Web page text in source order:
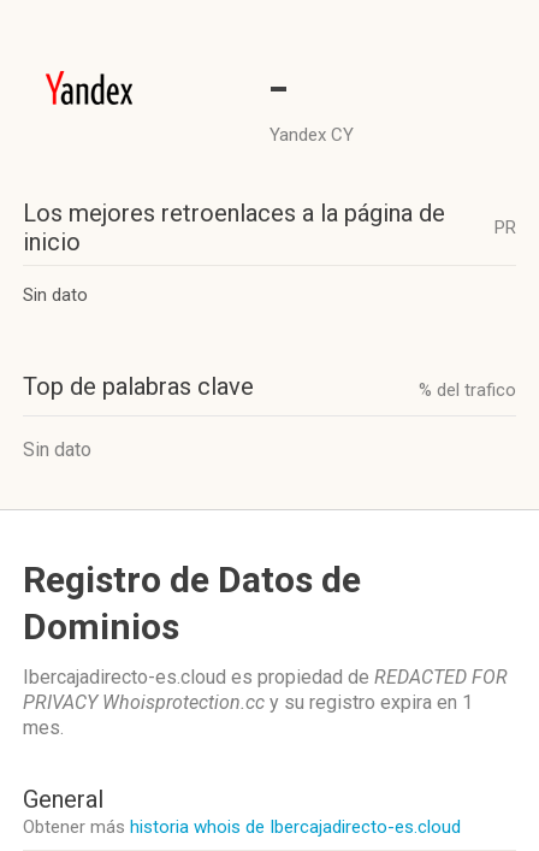
-
Yandex CY
Los mejores retroenlaces a la página de
inicio
PR
Sin dato
Top de palabras clave % del trafico
Sin dato
Registro de Datos de
Dominios
Ibercajadirecto-es.cloud es propiedad de REDACTED FOR
PRIVACY Whoisprotection.cc y su registro expira en 1
mes.
General
Obtener más historia whois de Ibercajadirecto-es.cloud